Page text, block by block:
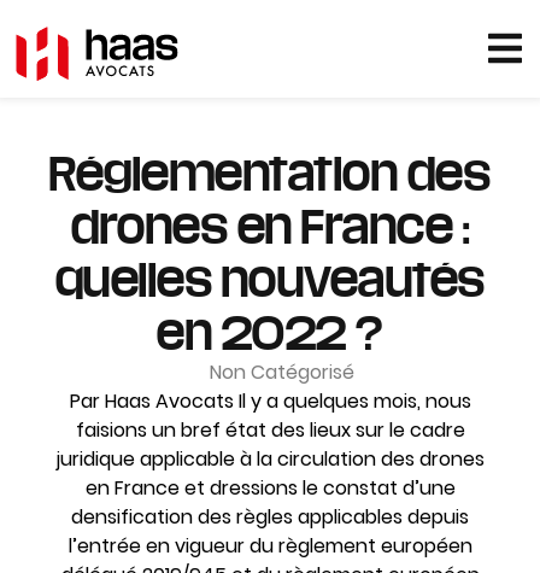
Réglementation des
drones en France :
quelles nouveautés
en 2022 ?
Non Catégorisé
Par Haas Avocats Il y a quelques mois, nous
faisions un bref état des lieux sur le cadre
juridique applicable à la circulation des drones
en France et dressions le constat d’une
densification des règles applicables depuis
l’entrée en vigueur du règlement européen